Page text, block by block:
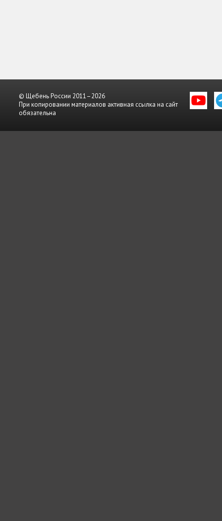
© Щебень России 2011–2026
При копировании материалов активная ссылка на сайт
обязательна